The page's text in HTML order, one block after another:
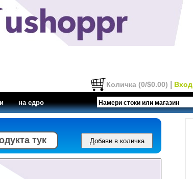
Количка (0/$0.00) Вход
на едро